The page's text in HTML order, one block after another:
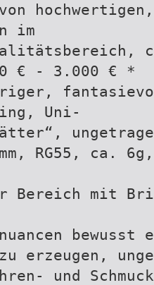
im
€ - 3.000 € *
Uni-
RG55, ca.
Bereich mit
erzeugen,
und